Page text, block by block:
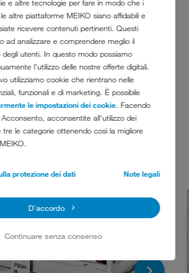
e altre tecnologie per fare in modo che i
altre piattaforme MEIKO siano affidabili e
ricevere contenuti pertinenti. Questi
ad analizzare e comprendere meglio il
utenti. In questo modo possiamo
l'utilizzo delle nostre offerte digitali.
utilizziamo cookie che rientrano nelle
funzionali e di marketing. È possibile
le impostazioni dei cookie. Facendo
acconsentite all'utilizzo dei
le categorie ottenendo così la migliore
protezione dei dati Note legali
D'accordo
Continuare senza consenso